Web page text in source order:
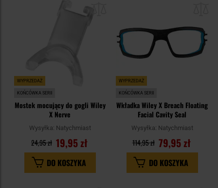
WYPRZEDAŻ
KOŃCÓWKA SERII
Mostek mocujący do gogli Wiley
X Nerve
Wysyłka: Natychmiast
19,95 zł
24,95 zł
DO KOSZYKA
WYPRZEDAŻ
KOŃCÓWKA SERII
Wkładka Wiley X Breach Floating
Facial Cavity Seal
Wysyłka: Natychmiast
79,95 zł
114,95 zł
DO KOSZYKA